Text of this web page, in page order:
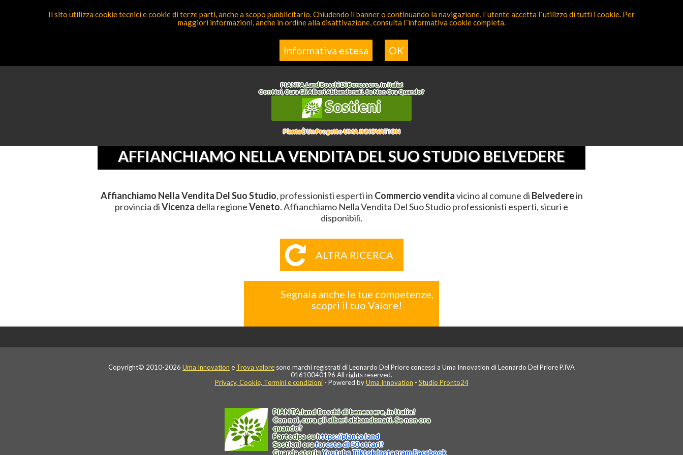
Commercio Vendita>Affianchiamo Nella Vendita Del Suo Studio
PIANTA.LandBoschi Di Benessere, In Italia!
Con Noi, Cura Gli Alberi Abbandonati. Se Non Ora Quando?
Sostieni
Pianta È Un Progetto UMA INNOVATION
AFFIANCHIAMO NELLA VENDITA DEL SUO STUDIO BELVEDERE
Affianchiamo Nella Vendita Del Suo Studio, professionisti esperti in Commercio venditavicino al comune di Belvederein
provincia diVicenza della regioneVeneto. Affianchiamo Nella Vendita Del Suo Studio professionisti esperti, sicuri e
disponibili.
ALTRA RICERCA
Segnala anche le tue competenze,
scopri il tuo Valore!
Copyright© 2010-2026 Uma Innovation e Trova valore sono marchi registrati di Leonardo Del Priore concessi a Uma Innovation di Leonardo Del Priore P.IVA
01610040196 All rights reserved.
Privacy, Cookie, Termini e condizioni- Powered byUma Innovation - Studio Pronto24
PIANTA.landBoschi di benessere, in Italia!
Con noi, cura gli alberi abbandonati. Se non ora
quando?
Partecipa suhttps://pianta.land
Sostieni oraforesta di 50 ettari!
Guarda storieYoutubeTiktokInstagramFacebook
Il sito utilizza cookie tecnici e cookie di terze parti, anche a scopo pubblicitario. Chiudendo il banner o continuando la navigazione, l´utente accetta l´utilizzo di tutti i cookie. Per
maggiori informazioni, anche in ordine alla disattivazione, consulta l´informativa cookie completa.
Informativa estesa OK